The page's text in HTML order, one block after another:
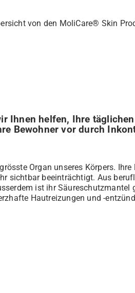
von den MoliCare® Skin
Ihnen helfen, Ihre
Bewohner vor durch
Organ unseres Körpers.
sichtbar beeinträchtigt. Aus
ist ihr
Hautreizungen und -